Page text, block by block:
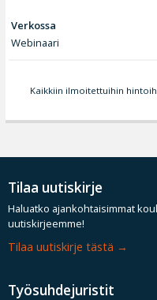
Verkossa
Webinaari
Kaikkiin ilmoitettuihin
Tilaa uutiskirje
Haluatko ajankohtaisimmat
uutiskirjeemme!
Tilaa uutiskirje tästä
Työsuhdejuristit